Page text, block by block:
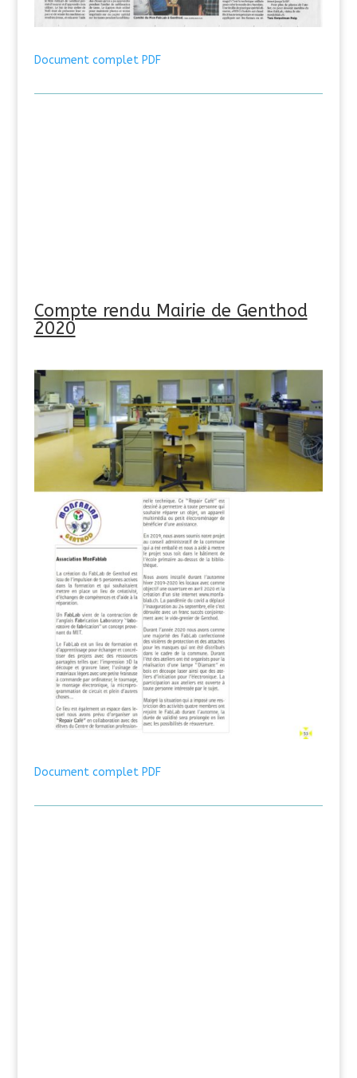
Document complet PDF
Compte rendu Mairie de Genthod
2020
Document complet PDF